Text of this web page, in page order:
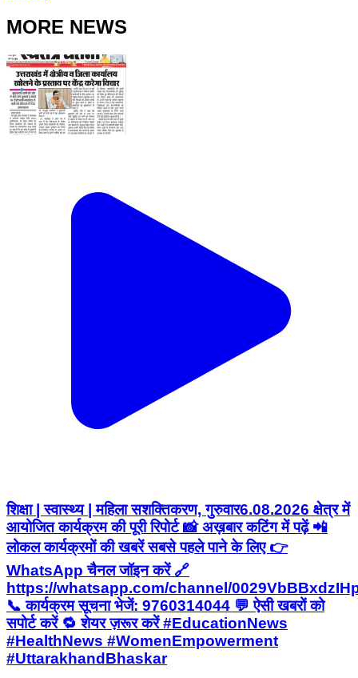
MORE NEWS
शिक्षा | स्वास्थ्य | महिला सशक्तिकरण, गुरुवार6.08.2026 क्षेत्र में
आयोजित कार्यक्रम की पूरी रिपोर्ट 📸 अख़बार कटिंग में पढ़ें 📲
लोकल कार्यक्रमों की खबरें सबसे पहले पाने के लिए 👉
WhatsApp चैनल जॉइन करें 🔗
https://whatsapp.com/channel/
📞 कार्यक्रम सूचना भेजें: 9760314044 💬 ऐसी खबरों को
सपोर्ट करें 🔁 शेयर ज़रूर करें #EducationNews
#HealthNews #WomenEmpowerment
#UttarakhandBhaskar